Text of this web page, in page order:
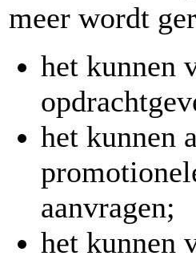
meer wordt
het kunnen
het kunnen
aanvragen;
het kunnen